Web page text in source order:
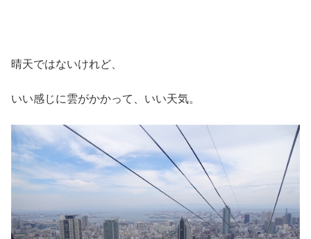
晴天ではないけれど、
いい感じに雲がかかって、いい天気。